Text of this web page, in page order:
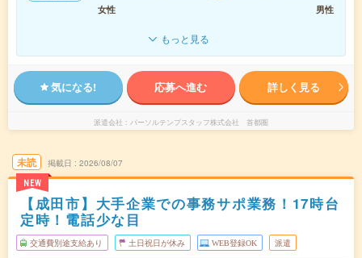
女性
男性
もっと見る
気になる! 応募へ進む 詳しく見る
派遣会社 パーソルテンプスタッフ株式会社 首都圏
未読
NEW
掲載日 2026/08/07
【成田市】大手企業での事務サポ業務！17時台
定時！電話少な目
交通費別途支給あり 土日祝日が休み WEB登録OK 派遣